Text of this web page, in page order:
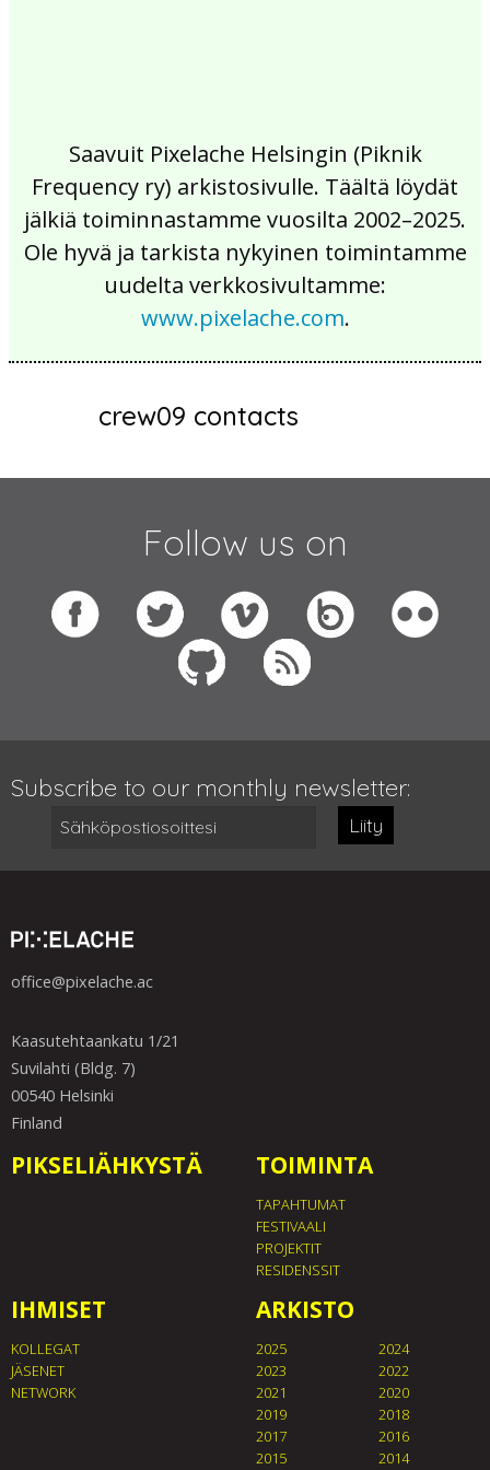
Saavuit Pixelache Helsingin (Piknik
Frequency ry) arkistosivulle. Täältä löydät
jälkiä toiminnastamme vuosilta 2002–2025.
Ole hyvä ja tarkista nykyinen toimintamme
uudelta verkkosivultamme:
www.pixelache.com.
crew09 contacts
Follow us on
Subscribe to our monthly newsletter:
Liity
office@pixelache.ac
Kaasutehtaankatu 1/21
Suvilahti (Bldg. 7)
00540 Helsinki
Finland
PIKSELIÄHKYSTÄ TOIMINTA
TAPAHTUMAT
FESTIVAALI
PROJEKTIT
RESIDENSSIT
IHMISET
KOLLEGAT
JÄSENET
NETWORK
ARKISTO
2025
2024
2023
2022
2021
2020
2019
2018
2017
2016
2015
2014